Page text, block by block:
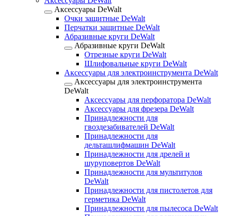
Аксессуары DeWalt
Очки защитные DeWalt
Перчатки защитные DeWalt
Абразивные круги DeWalt
Абразивные круги DeWalt
Отрезные круги DeWalt
Шлифовальные круги DeWalt
Аксессуары для электроинструмента DeWalt
Аксессуары для электроинструмента
DeWalt
Аксессуары для перфоратора DeWalt
Аксессуары для фрезера DeWalt
Принадлежности для
гвоздезабивателей DeWalt
Принадлежности для
дельташлифмашин DeWalt
Принадлежности для дрелей и
шуруповертов DeWalt
Принадлежности для мультитулов
DeWalt
Принадлежности для пистолетов для
герметика DeWalt
Принадлежности для пылесоса DeWalt